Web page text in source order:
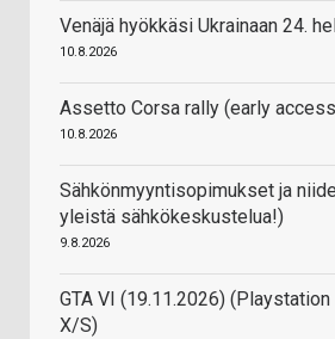
Venäjä hyökkäsi Ukrainaan 24.
10.8.2026
Assetto Corsa rally (early
10.8.2026
Sähkönmyyntisopimukset ja
yleistä sähkökeskustelua!)
9.8.2026
GTA VI (19.11.2026)
X/S)